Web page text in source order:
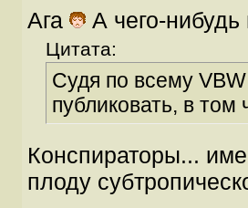
Ага А чего-
Цитата:
Судя по всему
публиковать, в
Конспираторы...
плоду